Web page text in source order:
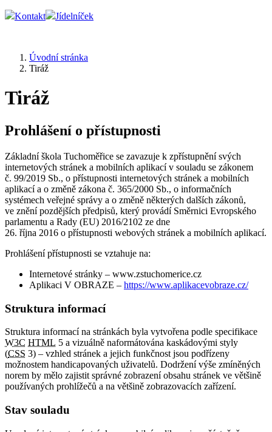
Kontakt Jídelníček
Úvodní stránka
Tiráž
Tiráž
Prohlášení o přístupnosti
Základní škola Tuchoměřice se zavazuje k zpřístupnění svých
internetových stránek a mobilních aplikací v souladu se zákonem
č. 99/2019 Sb., o přístupnosti internetových stránek a mobilních
aplikací a o změně zákona č. 365/2000 Sb., o informačních
systémech veřejné správy a o změně některých dalších zákonů,
ve znění pozdějších předpisů, který provádí Směrnici Evropského
parlamentu a Rady (EU) 2016/2102 ze dne
26. října 2016 o přístupnosti webových stránek a mobilních aplikací.
Prohlášení přístupnosti se vztahuje na:
Internetové stránky – www.zstuchomerice.cz
Aplikaci V OBRAZE – https://www.aplikacevobraze.cz/
Struktura informací
Struktura informací na stránkách byla vytvořena podle specifikace
W3C HTML 5 a vizuálně naformátována kaskádovými styly
(CSS 3) – vzhled stránek a jejich funkčnost jsou podřízeny
možnostem handicapovaných uživatelů. Dodržení výše zmíněných
norem by mělo zajistit správné zobrazení obsahu stránek ve většině
používaných prohlížečů a na většině zobrazovacích zařízení.
Stav souladu